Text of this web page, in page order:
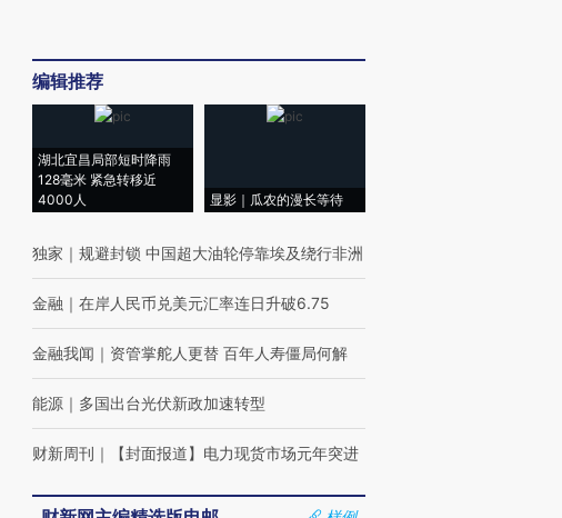
编辑推荐
湖北宜昌局部短时降雨
128毫米 紧急转移近
4000人
显影｜瓜农的漫长等待
独家 ｜ 规避封锁 中国超大油轮停靠埃及绕行非洲
金融 ｜ 在岸人民币兑美元汇率连日升破6.75
金融我闻 ｜ 资管掌舵人更替 百年人寿僵局何解
能源 ｜ 多国出台光伏新政加速转型
财新周刊 ｜ 【封面报道】电力现货市场元年突进